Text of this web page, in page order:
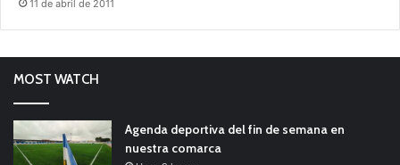
11 de abril de 2011
MOST WATCH
Agenda deportiva del fin de semana en
nuestra comarca